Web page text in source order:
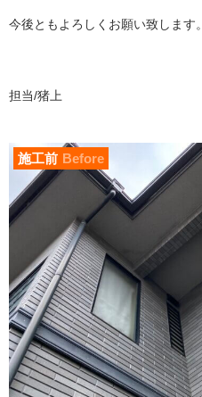
今後ともよろしくお願い致します。
担当/猪上
施工前 Before